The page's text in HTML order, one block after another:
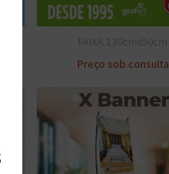
Preço sob consulta